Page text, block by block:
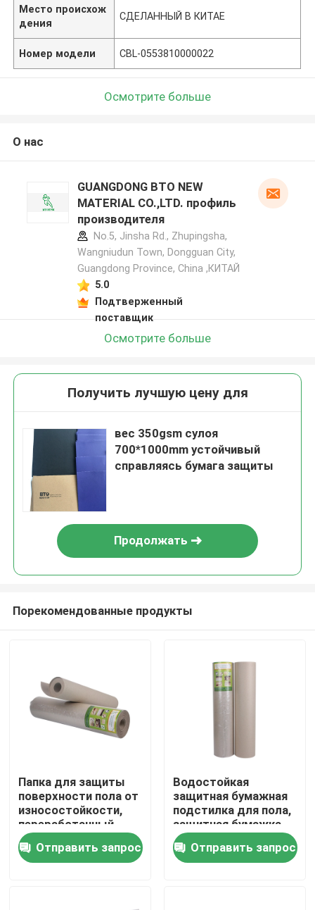
Дома
О Компании
Место происхож
дения
СДЕЛАННЫЙ В КИТАЕ
Номер модели CBL-0553810000022
Осмотрите больше
О нас
GUANGDONG BTO NEW
MATERIAL CO.,LTD. профиль
производителя
No.5, Jinsha Rd., Zhupingsha,
Wangniudun Town, Dongguan City,
Guangdong Province, China ,КИТАЙ
5.0
Подтверженный
поставщик
Осмотрите больше
Получить лучшую цену для
вес 350gsm сулоя
700*1000mm устойчивый
справляясь бумага защиты
Продолжать
Порекомендованные продукты
Папка для защиты
поверхности пола от
износостойкости,
переработанный
картон
Отправить запрос
Водостойкая
защитная бумажная
подстилка для пола,
защитная бумажка
для декоративных
изделий, устойчивая
к износу
Отправить запрос